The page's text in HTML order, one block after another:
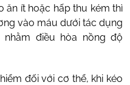
ăn ít hoặc hấp thu kém thì
vào máu dưới tác dụng
điều hòa nồng độ
đối với cơ thể, khi kéo